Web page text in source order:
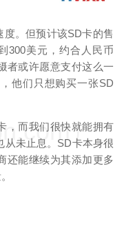
。但预计该SD卡的售
300美元，约合人民币
者或许愿意支付这么一
他们只想购买一张SD
，而我们很快就能拥有
从未止息。SD卡本身很
还能继续为其添加更多
）